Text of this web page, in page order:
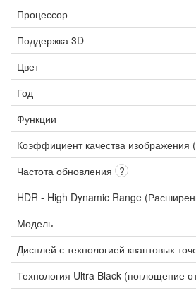
Процессор
Поддержка 3D
Цвет
Год
Функции
Коэффициент качества изображения
Частота обновления ?
HDR - High Dynamic Range
Модель
Дисплей с технологией квантовых
Технология Ultra Black (поглощение